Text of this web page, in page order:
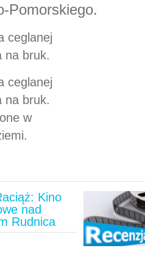
Pomorskiego.
Kino
nad
Rudnica